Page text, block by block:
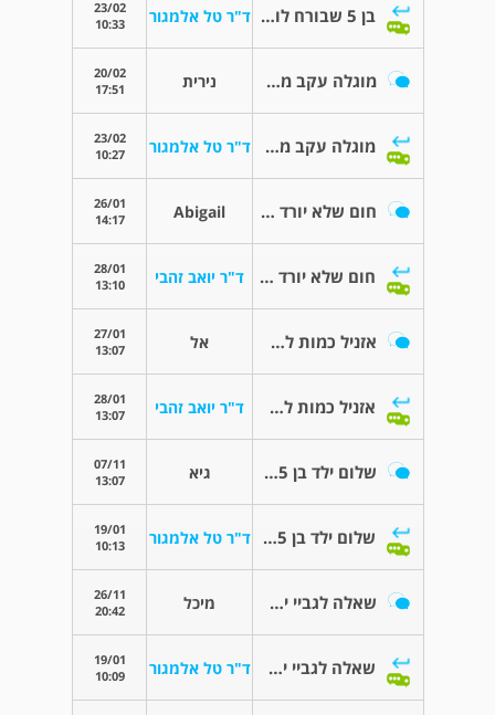
בן 5 שבורח לו פיפי מבלי לשים לב ד"ר טל אלמגור
23/02
10:33
מוגלה עקב מכה בפה נירית
20/02
17:51
מוגלה עקב מכה בפה ד"ר טל אלמגור
23/02
10:27
חום שלא יורד מלווה באובדן תיאבון וחולשה Abigail
26/01
14:17
חום שלא יורד מלווה באובדן תיאבון וחולשה ד"ר יואב זהבי
28/01
13:10
אזניל כמות לא נכונה אל
27/01
13:07
אזניל כמות לא נכונה ד"ר יואב זהבי
28/01
13:07
שלום ילד בן 5 וחצי עייף שותה הרבה גיא
07/11
13:07
שלום ילד בן 5 וחצי עייף שותה הרבה ד"ר טל אלמגור
19/01
10:13
שאלה לגביי יציאה עם ריר ירוק מיכל
26/11
20:42
שאלה לגביי יציאה עם ריר ירוק ד"ר טל אלמגור
19/01
10:09